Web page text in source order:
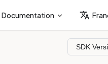
Documentation
SDK